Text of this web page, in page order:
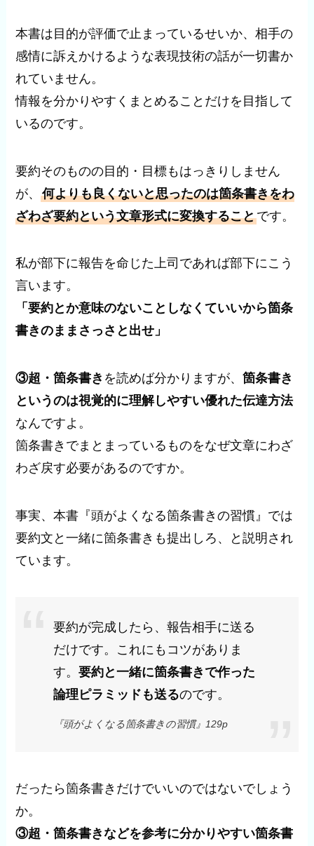
本書は目的が評価で止まっているせいか、相手の
感情に訴えかけるような表現技術の話が一切書か
れていません。
情報を分かりやすくまとめることだけを目指して
いるのです。
要約そのものの目的・目標もはっきりしません
が、何よりも良くないと思ったのは箇条書きをわ
ざわざ要約という文章形式に変換することです。
私が部下に報告を命じた上司であれば部下にこう
言います。
「要約とか意味のないことしなくていいから箇条
書きのままさっさと出せ」
③超・箇条書き を読めば分かりますが、箇条書き
というのは視覚的に理解しやすい優れた伝達方法
なんですよ。
箇条書きでまとまっているものをなぜ文章にわざ
わざ戻す必要があるのですか。
事実、本書『頭がよくなる箇条書きの習慣』では
要約文と一緒に箇条書きも提出しろ、と説明され
ています。
要約が完成したら、報告相手に送る
だけです。これにもコツがありま
す。要約と一緒に箇条書きで作った
論理ピラミッドも送るのです。
『頭がよくなる箇条書きの習慣』129p
だったら箇条書きだけでいいのではないでしょう
か。
③超・箇条書きなどを参考に分かりやすい箇条書